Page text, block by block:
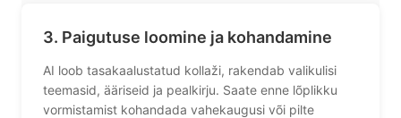
3. Paigutuse loomine ja kohandamine
AI loob tasakaalustatud kollaži, rakendab valikulisi
teemasid, ääriseid ja pealkirju. Saate enne lõplikku
vormistamist kohandada vahekaugusi või pilte